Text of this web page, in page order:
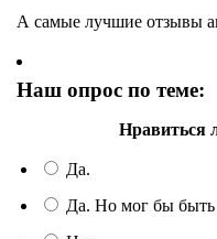
А самые лучшие отзывы
Наш опрос по теме:
Нравиться
Да.
Да. Но мог бы